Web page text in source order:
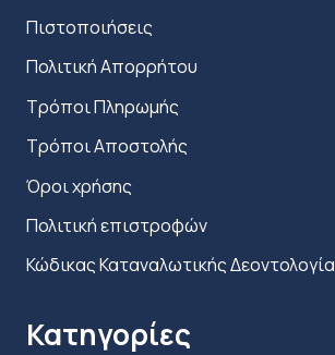
Πιστοποιήσεις
Πολιτική Απορρήτου
Τρόποι Πληρωμής
Τρόποι Αποστολής
Όροι χρήσης
Πολιτική επιστροφών
Κώδικας Καταναλωτικής
Κατηγορίες